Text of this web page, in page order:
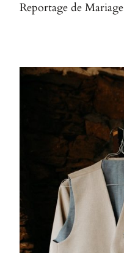
Reportage de Mariage